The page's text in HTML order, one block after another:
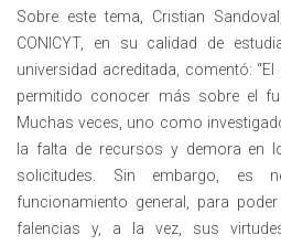
Sobre este tema, Cristian
CONICYT, en su calidad de
universidad acreditada, comentó: “El
permitido conocer más sobre el
Muchas veces, uno como
la falta de recursos y demora en
solicitudes. Sin embargo, es
funcionamiento general, para
falencias y, a la vez, sus